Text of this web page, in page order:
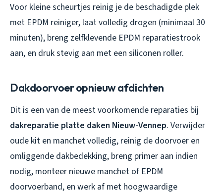
Voor kleine scheurtjes reinig je de beschadigde plek
met EPDM reiniger, laat volledig drogen (minimaal 30
minuten), breng zelfklevende EPDM reparatiestrook
aan, en druk stevig aan met een siliconen roller.
Dakdoorvoer opnieuw afdichten
Dit is een van de meest voorkomende reparaties bij
dakreparatie platte daken Nieuw-Vennep. Verwijder
oude kit en manchet volledig, reinig de doorvoer en
omliggende dakbedekking, breng primer aan indien
nodig, monteer nieuwe manchet of EPDM
doorvoerband, en werk af met hoogwaardige